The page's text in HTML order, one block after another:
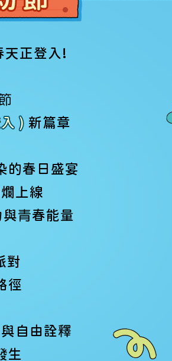
正登入!
) 新篇章
的春日盛宴
上線
與青春能量
對
徑
自由詮釋
生